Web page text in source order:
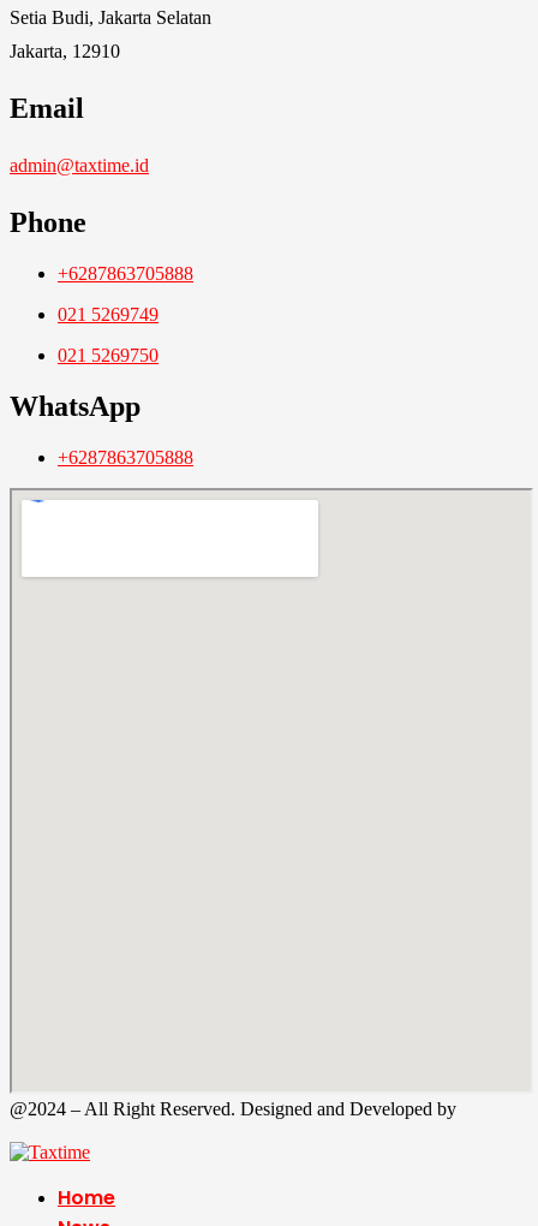
Setia Budi, Jakarta Selatan
Jakarta, 12910
Email
admin@taxtime.id
Phone
+6287863705888
021 5269749
021 5269750
WhatsApp
+6287863705888
@2024 – All Right Reserved. Designed and Developed by
Home